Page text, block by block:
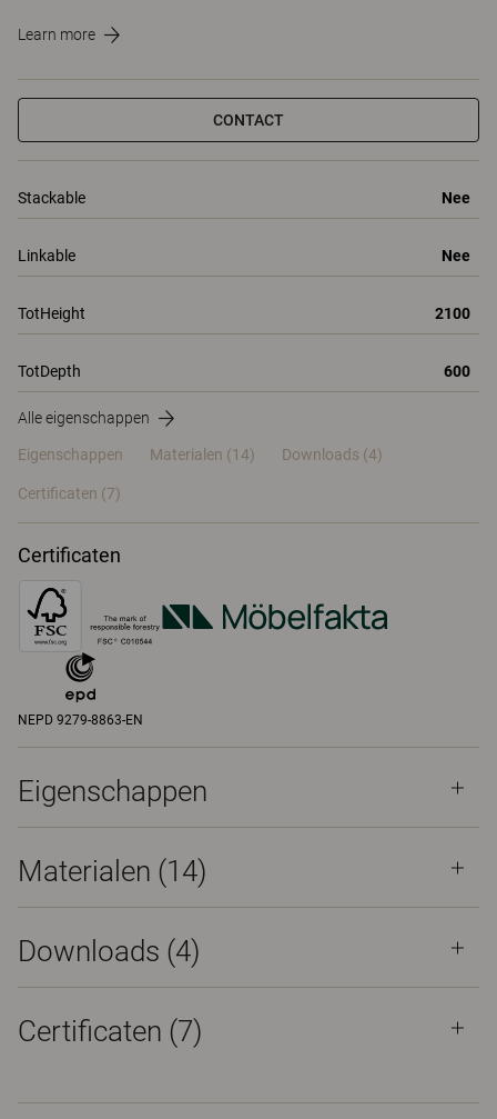
Learn more
CONTACT
Stackable Nee
Linkable Nee
TotHeight 2100
TotDepth 600
Alle eigenschappen
Eigenschappen Materialen (14) Downloads (4)
Certificaten (7)
Certificaten
NEPD 9279-8863-EN
Eigenschappen
Materialen (14)
Downloads (4)
Certificaten (7)